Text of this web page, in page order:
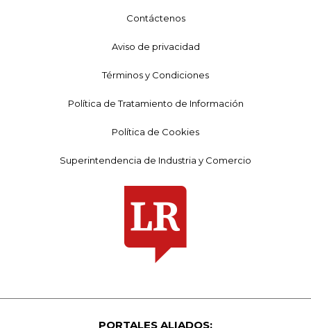
Contáctenos
Aviso de privacidad
Términos y Condiciones
Política de Tratamiento de Información
Política de Cookies
Superintendencia de Industria y Comercio
PORTALES ALIADOS: